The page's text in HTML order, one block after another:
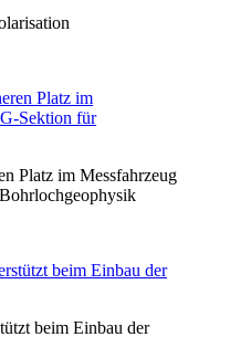
Platz im Messfahrzeug
beim Einbau der